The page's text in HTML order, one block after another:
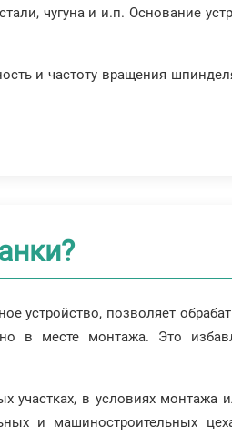
чугуна и и.п. Основание
и частоту вращения
устройство, позволяет
в месте монтажа. Это
участках, в условиях монтажа
и машиностроительных